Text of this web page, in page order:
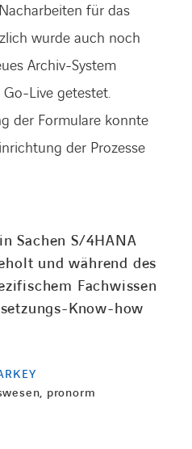
für das
wurde auch noch
Archiv-System
Live getestet.
der Formulare konnte
der Prozesse
Sachen S/4HANA
und während des
Fachwissen
Know-how
pronorm